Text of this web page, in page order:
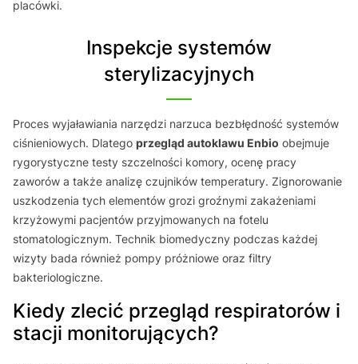
placówki.
Inspekcje systemów
sterylizacyjnych
Proces wyjaławiania narzędzi narzuca bezbłędność systemów
ciśnieniowych. Dlatego przegląd autoklawu Enbio obejmuje
rygorystyczne testy szczelności komory, ocenę pracy
zaworów a także analizę czujników temperatury. Zignorowanie
uszkodzenia tych elementów grozi groźnymi zakażeniami
krzyżowymi pacjentów przyjmowanych na fotelu
stomatologicznym. Technik biomedyczny podczas każdej
wizyty bada również pompy próżniowe oraz filtry
bakteriologiczne.
Kiedy zlecić przegląd respiratorów i
stacji monitorujących?